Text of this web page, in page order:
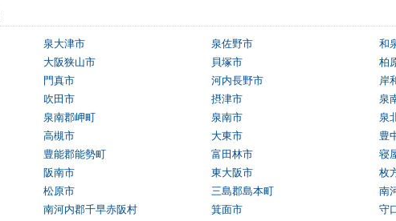
泉大津市 泉佐野市
和
大阪狭山市 貝塚市
柏
門真市 河内長野市
岸
吹田市 摂津市
泉
泉南郡岬町 泉南市
泉
高槻市 大東市
豊
豊能郡能勢町 富田林市
寝
阪南市 東大阪市
枚
松原市 三島郡島本町
南
南河内郡千早赤阪村 箕面市
守